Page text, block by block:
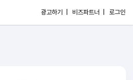
광고하기 | 비즈파트너 | 로그인